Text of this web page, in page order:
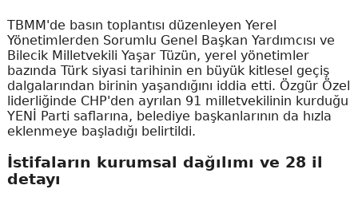
TBMM'de basın toplantısı düzenleyen Yerel
Yönetimlerden Sorumlu Genel Başkan Yardımcısı ve
Bilecik Milletvekili Yaşar Tüzün, yerel yönetimler
bazında Türk siyasi tarihinin en büyük kitlesel geçiş
dalgalarından birinin yaşandığını iddia etti. Özgür Özel
liderliğinde CHP'den ayrılan 91 milletvekilinin kurduğu
YENİ Parti saflarına, belediye başkanlarının da hızla
eklenmeye başladığı belirtildi.
İstifaların kurumsal dağılımı ve 28 il
detayı